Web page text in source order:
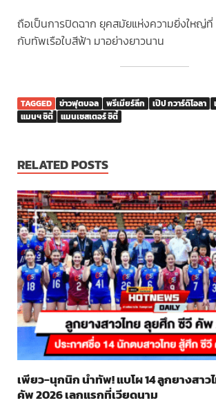
ถือเป็นการปิดฉาก ยุคสมัยแห่งความยิ่งใหญ่ที่
กับทัพเรือใบสีฟ้า มาอย่างยาวนาน
TAGGED ข่าวฟุตบอล พรีเมียร์ลีก เป๊ป กวาร์ดิโอลา
แมนฯ ซิตี้
แมนเชสเตอร์ ซิตี้
RELATED POSTS
เพียว-นุกนิก นำทัพ! แบโผ 14 ลูกยางสาว
คัพ 2026 เลกแรกที่เวียดนาม